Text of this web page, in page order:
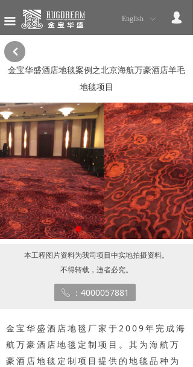
넙
끀
网站首页
我们的品牌
服务流程
星级酒店地毯
政企办公地毯
星级酒店案例
政企办公案例
产品展示
公司新闻
ꀅ
English
金宝华盛酒店地毯案例之北京海航万豪酒店羊毛
地毯项目
本工程图片资料为我司项目中实地拍摄资料。
不得转载，违者必究。
ꂅ ：4000057881
金宝华盛酒店地毯厂家于2009年完成海
航万豪酒店地毯定制项目。其为海航万
豪酒店地毯定制项目提供的地毯品种为
낒